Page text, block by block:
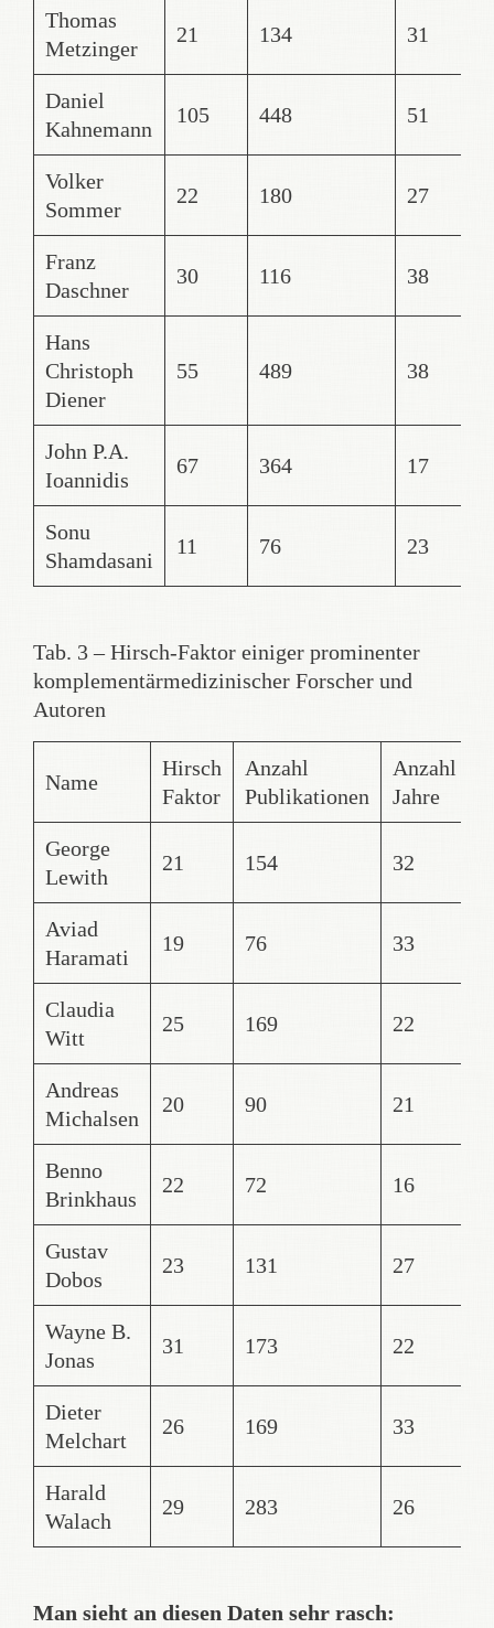
Thomas
Metzinger
21 134 31
Daniel
Kahnemann
105 448 51
Volker
Sommer
22 180 27
Franz
Daschner
30 116 38
Hans
Christoph
Diener
55 489 38
John P.A.
Ioannidis
67 364 17
Sonu
Shamdasani
11 76 23
Tab. 3 – Hirsch-Faktor einiger prominenter
komplementärmedizinischer Forscher und
Autoren
Name
Hirsch
Faktor
Anzahl
Publikationen
Anzahl
Jahre
George
Lewith
21 154 32
Aviad
Haramati
19 76 33
Claudia
Witt
25 169 22
Andreas
Michalsen
20 90 21
Benno
Brinkhaus
22 72 16
Gustav
Dobos
23 131 27
Wayne B.
Jonas
31 173 22
Dieter
Melchart
26 169 33
Harald
Walach
29 283 26
Man sieht an diesen Daten sehr rasch: